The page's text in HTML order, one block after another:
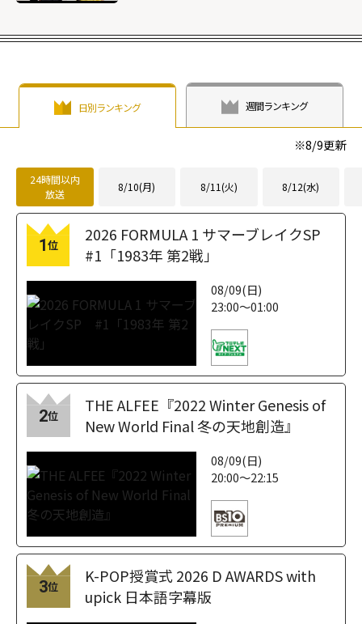
日別ランキング 週間ランキング
※8/9更新
24時間以内
放送
8/10(月) 8/11(火) 8/12(水)
1 位
2026 FORMULA 1 サマーブレイクSP
#1「1983年 第2戦」
08/09(日)
23:00～01:00
2位
THE ALFEE『2022 Winter Genesis of
New World Final 冬の天地創造』
08/09(日)
20:00～22:15
3位
K-POP授賞式 2026 D AWARDS with
upick 日本語字幕版